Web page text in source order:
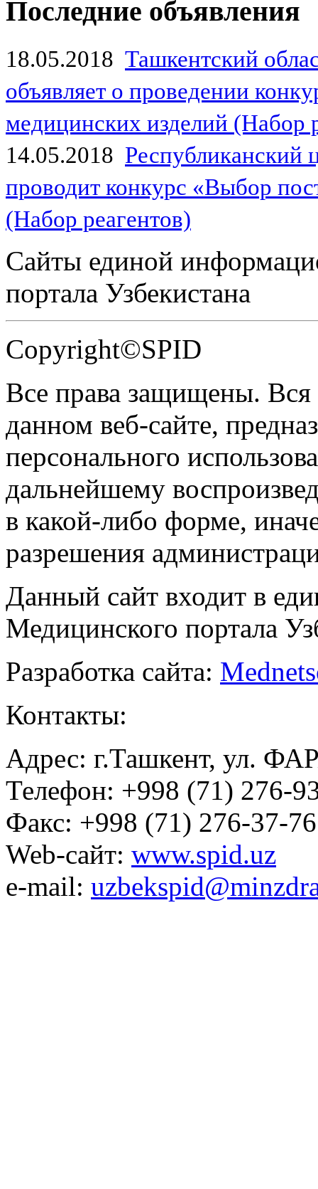
Последние объявления
18.05.2018 Ташкентский
объявляет о проведении
медицинских изделий (Набор
14.05.2018
проводит конкурс «Выбор
(Набор реагентов)
Сайты единой
портала Узбекистана
Copyright©SPID
Все права защищены.
данном веб-сайте,
персонального
дальнейшему
в какой-либо форме,
разрешения
Данный сайт входит в
Медицинского портала
Разработка сайта:
Контакты:
Адрес: г.Ташкент, ул.
Телефон: +998 (71) 276-
Факс: +998 (71) 276-37-76
Web-сайт: www.spid.uz
e-mail: